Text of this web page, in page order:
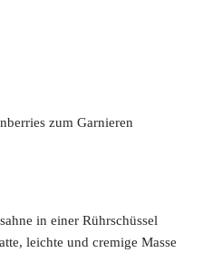
zum Garnieren
in einer Rührschüssel
leichte und cremige Masse